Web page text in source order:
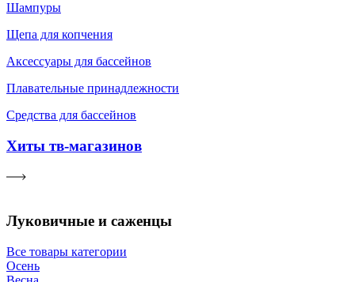
Шампуры
Щепа для копчения
Аксессуары для бассейнов
Плавательные принадлежности
Средства для бассейнов
Хиты тв-магазинов
Луковичные и саженцы
Все товары категории
Осень